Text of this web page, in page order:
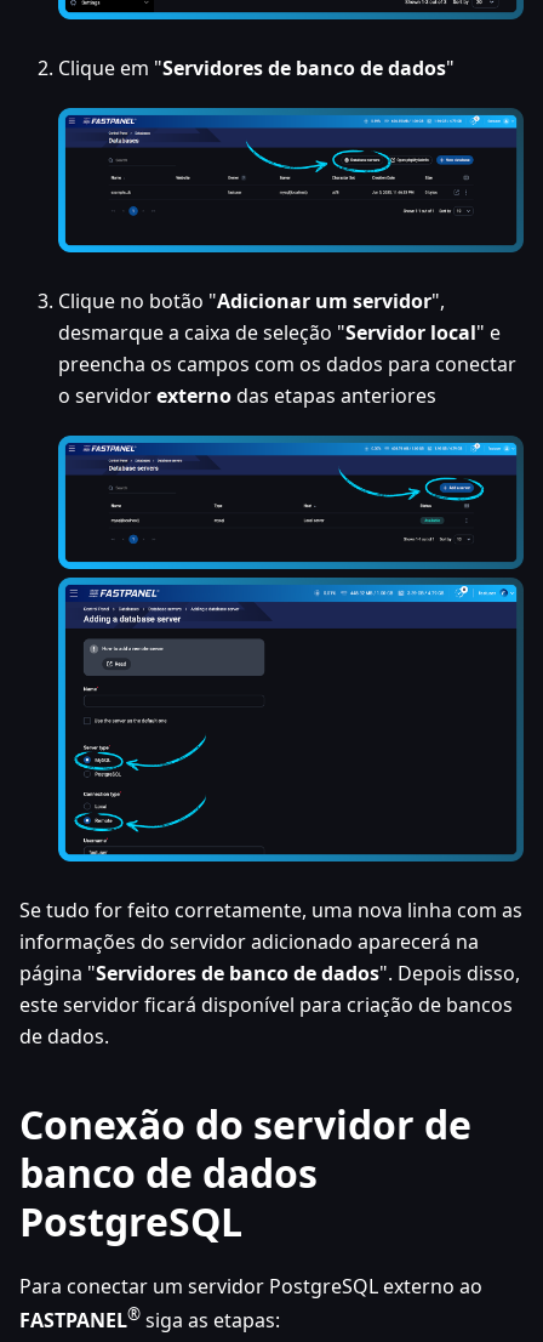
Clique em "Servidores de banco de dados"
Clique no botão "Adicionar um servidor",
desmarque a caixa de seleção "Servidor local" e
preencha os campos com os dados para conectar
o servidorexternodas etapas anteriores
Se tudo for feito corretamente, uma nova linha com as
informações do servidor adicionado aparecerá na
página "Servidores de banco de dados". Depois disso,
este servidor ficará disponível para criação de bancos
de dados.
Conexão do servidor de
banco de dados
PostgreSQL
Para conectar um servidor PostgreSQL externo ao
FASTPANEL® siga as etapas: